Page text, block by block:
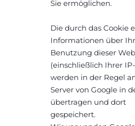
Sie ermöglichen.
Die durch das Cookie
Informationen über
Benutzung dieser
(einschließlich Ihrer
werden in der Regel
Server von Google in
übertragen und dort
gespeichert.